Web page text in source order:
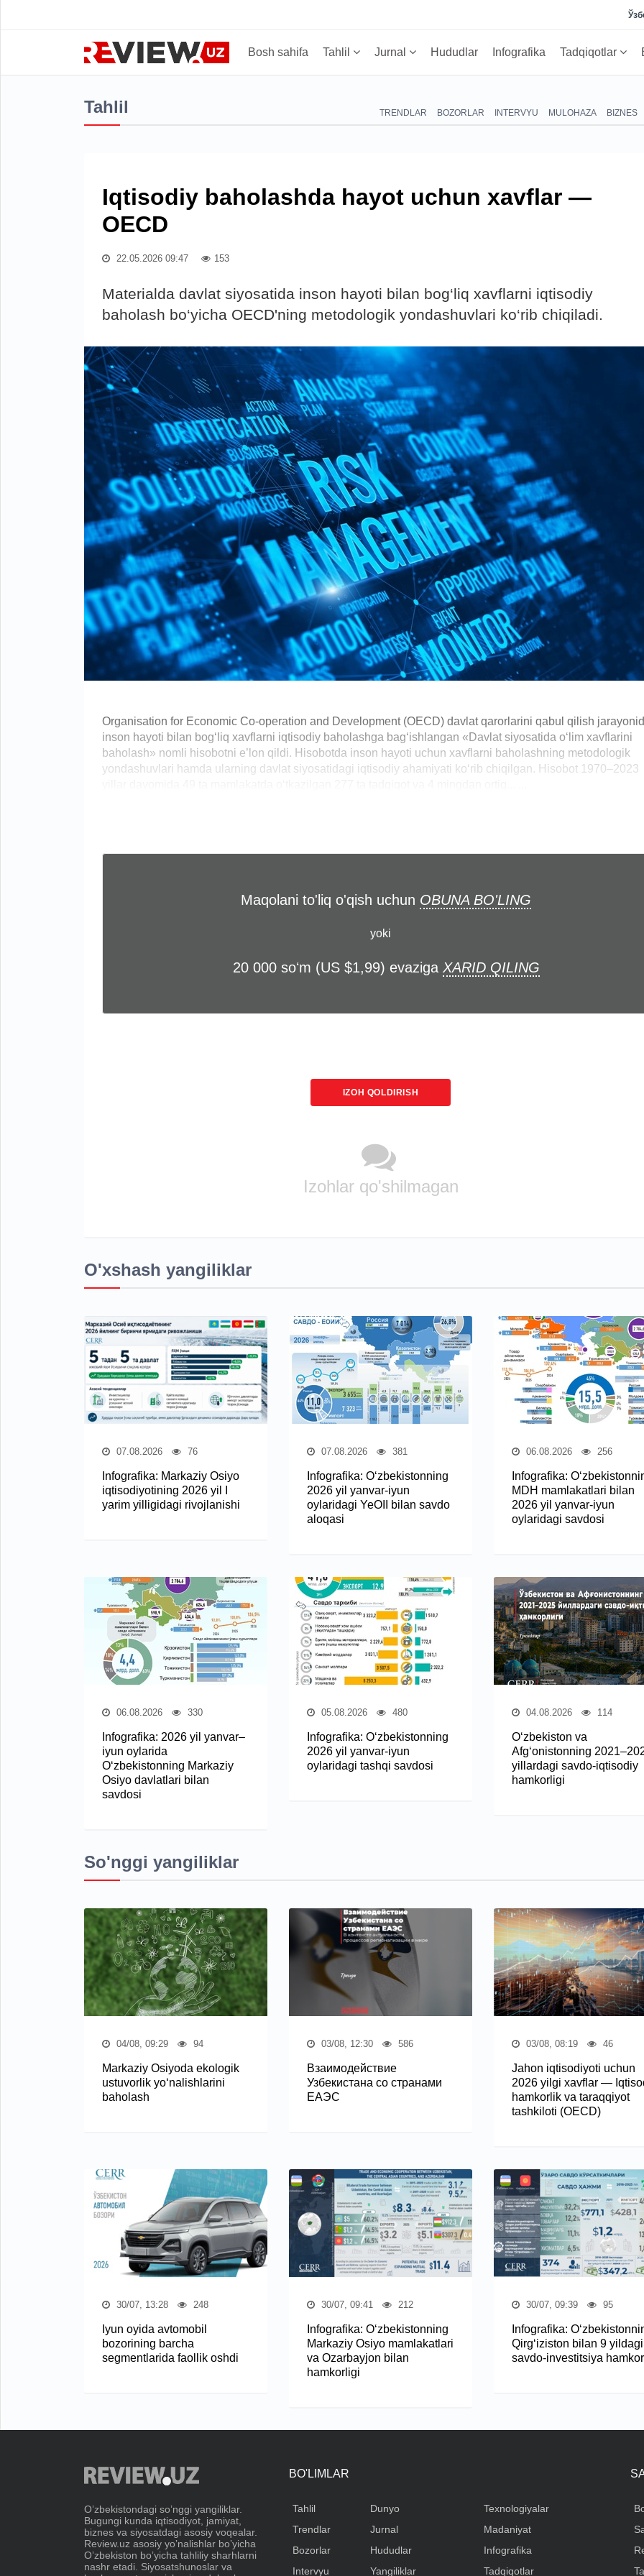
Bosh sahifa Tahlil Jurnal Hududlar Infografika Tadqiqotlar
Tahlil TRENDLAR BOZORLAR INTERVYU MULOHAZA BIZNES
Iqtisodiy baholashda hayot uchun xavflar —
OECD
22.05.2026 09:47 153
Materialda davlat siyosatida inson hayoti bilan bog‘liq xavflarni iqtisodiy
baholash bo‘yicha OECD'ning metodologik yondashuvlari ko‘rib chiqiladi.
Organisation for Economic Co-operation and Development (OECD) davlat qarorlarini qabul qilish
inson hayoti bilan bog‘liq xavflarni iqtisodiy baholashga bag‘ishlangan «Davlat siyosatida o‘lim xavflarini
baholash» nomli hisobotni e’lon qildi. Hisobotda inson hayoti uchun xavflarni baholashning metodologik
yondashuvlari hamda ularning davlat siyosatidagi iqtisodiy ahamiyati ko‘rib chiqilgan. Hisobot 1970–2023
Maqolani to'liq o'qish uchun OBUNA BO'LING
yoki
20 000 soʻm (US $1,99) evaziga XARID QILING
IZOH QOLDIRISH
Izohlar qo'shilmagan
O'xshash yangiliklar
07.08.2026 76
Infografika: Markaziy Osiyo
iqtisodiyotining 2026 yil I
yarim yilligidagi rivojlanishi
07.08.2026 381
Infografika: O‘zbekistonning
2026 yil yanvar-iyun
oylaridagi YeOII bilan savdo
aloqasi
06.08.2026 256
Infografika:
MDH mamlakatlari bilan
2026 yil yanvar-iyun
oylaridagi savdosi
06.08.2026 330
Infografika: 2026 yil yanvar–
iyun oylarida
O‘zbekistonning Markaziy
Osiyo davlatlari bilan
savdosi
05.08.2026 480
Infografika: O‘zbekistonning
2026 yil yanvar-iyun
oylaridagi tashqi savdosi
04.08.2026 114
O‘zbekiston va
Afg‘onistonning
yillardagi savdo-iqtisodiy
hamkorligi
So'nggi yangiliklar
04/08, 09:29 94
Markaziy Osiyoda ekologik
ustuvorlik yo‘nalishlarini
baholash
03/08, 12:30 586
Взаимодействие
Узбекистана со странами
ЕАЭС
03/08, 08:19 46
Jahon iqtisodiyoti uchun
2026 yilgi xavflar —
hamkorlik va taraqqiyot
tashkiloti (OECD)
30/07, 13:28 248
Iyun oyida avtomobil
bozorining barcha
segmentlarida faollik oshdi
30/07, 09:41 212
Infografika: O‘zbekistonning
Markaziy Osiyo mamlakatlari
va Ozarbayjon bilan
hamkorligi
30/07, 09:39 95
Infografika:
Qirg‘iziston bilan 9 yildagi
savdo-investitsiya
Oʼzbekistondagi soʼnggi yangiliklar.
Bugungi kunda iqtisodiyot, jamiyat,
biznes va siyosatdagi asosiy voqealar.
Review.uz asosiy yoʼnalishlar boʼyicha
Oʼzbekiston boʼyicha tahliliy sharhlarni
nashr etadi. Siyosatshunoslar va
BO'LIMLAR
Tahlil
Trendlar
Bozorlar
Intervyu
Dunyo
Jurnal
Hududlar
Yangiliklar
Texnologiyalar
Madaniyat
Infografika
Tadqiqotlar